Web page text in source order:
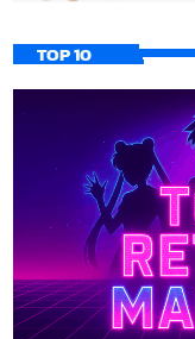
TOP 10